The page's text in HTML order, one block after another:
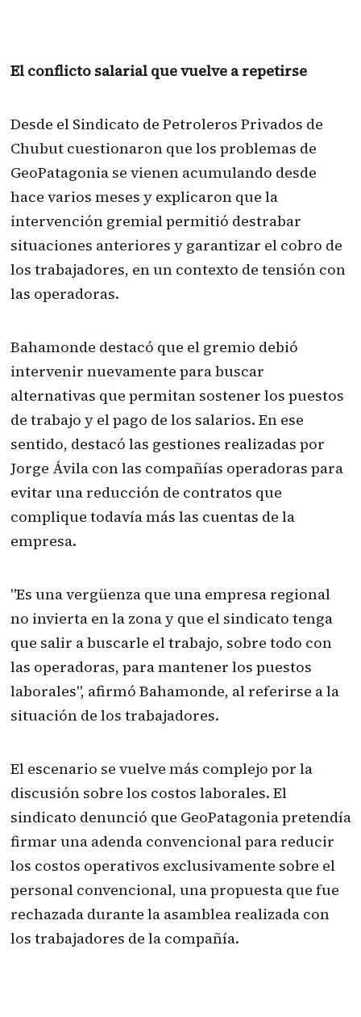
El conflicto salarial que vuelve a repetirse
Desde el Sindicato de Petroleros Privados de
Chubut cuestionaron que los problemas de
GeoPatagonia se vienen acumulando desde
hace varios meses y explicaron que la
intervención gremial permitió destrabar
situaciones anteriores y garantizar el cobro de
los trabajadores, en un contexto de tensión con
las operadoras.
Bahamonde destacó que el gremio debió
intervenir nuevamente para buscar
alternativas que permitan sostener los puestos
de trabajo y el pago de los salarios. En ese
sentido, destacó las gestiones realizadas por
Jorge Ávila con las compañías operadoras para
evitar una reducción de contratos que
complique todavía más las cuentas de la
empresa.
"Es una vergüenza que una empresa regional
no invierta en la zona y que el sindicato tenga
que salir a buscarle el trabajo, sobre todo con
las operadoras, para mantener los puestos
laborales", afirmó Bahamonde, al referirse a la
situación de los trabajadores.
El escenario se vuelve más complejo por la
discusión sobre los costos laborales. El
sindicato denunció que GeoPatagonia pretendía
firmar una adenda convencional para reducir
los costos operativos exclusivamente sobre el
personal convencional, una propuesta que fue
rechazada durante la asamblea realizada con
los trabajadores de la compañía.